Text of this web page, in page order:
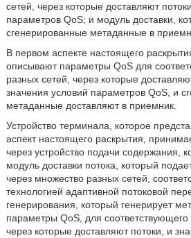
сетей, через которые доставляют
параметров QoS; и модуль доставки,
сгенерированные метаданные в
В первом аспекте настоящего
описывают параметры QoS для
разных сетей, через которые
значения условий параметров QoS, и
метаданные доставляют в приемник.
Устройство терминала, которое
аспект настоящего раскрытия,
через устройство подачи содержания,
модуль доставки потока, который
через множество разных сетей,
технологией адаптивной потоковой
генерирования, который генерирует
параметры QoS, для соответствующего
через которые доставляют потоки, и